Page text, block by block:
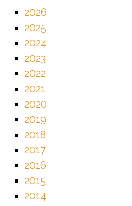
2026
2025
2024
2023
2022
2021
2020
2019
2018
2017
2016
2015
2014